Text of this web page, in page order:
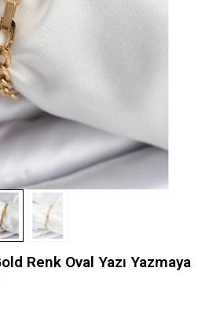
Renk Oval Yazı Yazmaya